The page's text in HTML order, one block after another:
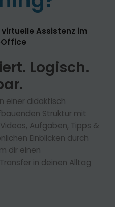
Assistenz im
Logisch.
einer didaktisch
Struktur mit
Aufgaben, Tipps &
Einblicken durch
dir einen
in deinen Alltag